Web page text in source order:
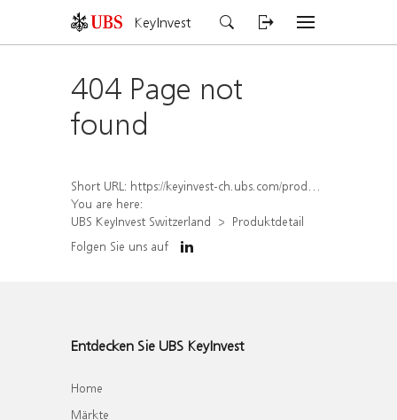
KeyInvest
404 Page not
found
Short URL: https://keyinvest-ch.ubs.com/produkt/detail/index/isin/CH1578795903
You are here:
UBS KeyInvest Switzerland
Produktdetail
Folgen Sie uns auf
Entdecken Sie UBS KeyInvest
Home
Märkte